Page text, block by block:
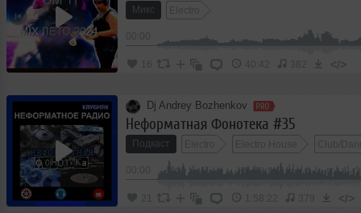
Микс Electro
16 40:42 382 </>
Dj Andrey Bozhenkov
Неформатная Фонотека #35
Подкаст Electro Electro House Club/
21 1:58:22 379 </>